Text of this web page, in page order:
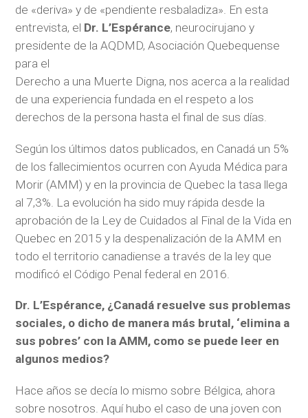
de «deriva» y de «pendiente resbaladiza». En esta
entrevista, el Dr. L’Espérance, neurocirujano y
presidente de la AQDMD, Asociación Quebequense
para el
Derecho a una Muerte Digna, nos acerca a la realidad
de una experiencia fundada en el respeto a los
derechos de la persona hasta el final de sus días.
Según los últimos datos publicados, en Canadá un 5%
de los fallecimientos ocurren con Ayuda Médica para
Morir (AMM) y en la provincia de Quebec la tasa llega
al 7,3%. La evolución ha sido muy rápida desde la
aprobación de la Ley de Cuidados al Final de la Vida en
Quebec en 2015 y la despenalización de la AMM en
todo el territorio canadiense a través de la ley que
modificó el Código Penal federal en 2016.
Dr. L’Espérance, ¿Canadá resuelve sus problemas
sociales, o dicho de manera más brutal, ‘elimina a
sus pobres’ con la AMM, como se puede leer en
algunos medios?
Hace años se decía lo mismo sobre Bélgica, ahora
sobre nosotros. Aquí hubo el caso de una joven con